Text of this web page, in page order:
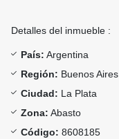
Detalles del inmueble :
País: Argentina
Región: Buenos Aires
Ciudad: La Plata
Zona: Abasto
Código: 8608185